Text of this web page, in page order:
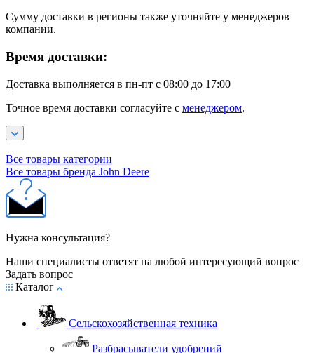
Сумму доставки в регионы также уточняйте у менеджеров
компании.
Время доставки:
Доставка выполняется в пн-пт с 08:00 до 17:00
Точное время доставки согласуйте с менеджером.
Все товары категории
Все товары бренда John Deere
Нужна консультация?
Наши специалисты ответят на любой интересующий вопрос
Задать вопрос
Каталог
Сельскохозяйственная техника
Разбрасыватели удобрений